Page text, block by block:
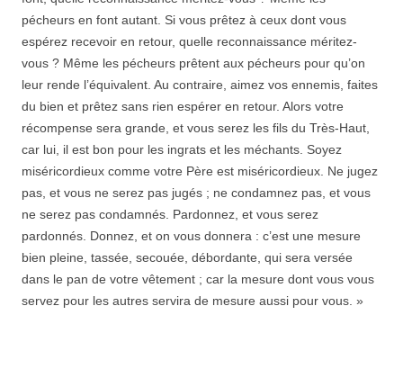
pécheurs en font autant. Si vous prêtez à ceux dont vous
espérez recevoir en retour, quelle reconnaissance méritez-
vous ? Même les pécheurs prêtent aux pécheurs pour qu’on
leur rende l’équivalent. Au contraire, aimez vos ennemis, faites
du bien et prêtez sans rien espérer en retour. Alors votre
récompense sera grande, et vous serez les fils du Très-Haut,
car lui, il est bon pour les ingrats et les méchants. Soyez
miséricordieux comme votre Père est miséricordieux. Ne jugez
pas, et vous ne serez pas jugés ; ne condamnez pas, et vous
ne serez pas condamnés. Pardonnez, et vous serez
pardonnés. Donnez, et on vous donnera : c’est une mesure
bien pleine, tassée, secouée, débordante, qui sera versée
dans le pan de votre vêtement ; car la mesure dont vous vous
servez pour les autres servira de mesure aussi pour vous. »